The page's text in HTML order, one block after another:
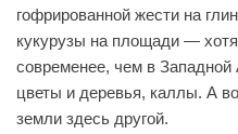
гофрированной жести на
кукурузы на площади —
современее, чем в
цветы и деревья, каллы. А
земли здесь другой.